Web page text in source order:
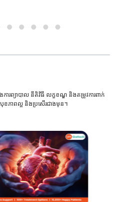
ព្យាបាល នីតិវិធី លក្ខខណ្ឌ និងតម្រូវការពាក់
សុខភាពល្អ និងប្រសើរជាងមុន។